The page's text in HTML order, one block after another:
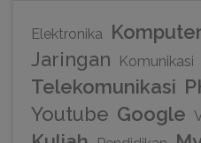
Elektronika
Jaringan Komunikasi
Telekomunikasi
Youtube Google